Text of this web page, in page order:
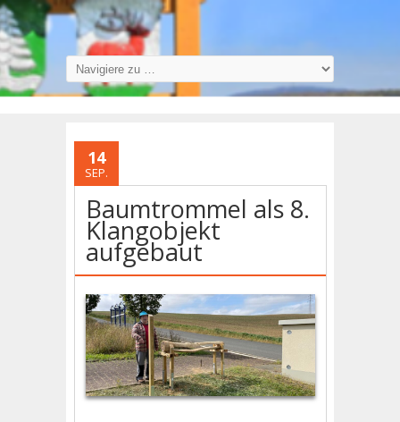
14
SEP.
Baumtrommel als 8.
Klangobjekt
aufgebaut